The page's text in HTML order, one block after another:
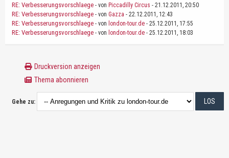
RE: Verbesserungsvorschlaege - von Piccadilly Circus - 21.12.2011, 20:50
RE: Verbesserungsvorschlaege - von Gazza - 22.12.2011, 12:43
RE: Verbesserungsvorschlaege - von london-tour.de - 25.12.2011, 17:55
RE: Verbesserungsvorschlaege - von london-tour.de - 25.12.2011, 18:03
Druckversion anzeigen
Thema abonnieren
Gehe zu: